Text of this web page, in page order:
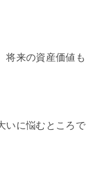
将来の資産価値も
いに悩むところで